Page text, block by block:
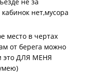
нет,мусора
место в чертах
от берега можно
это ДЛЯ МЕНЯ